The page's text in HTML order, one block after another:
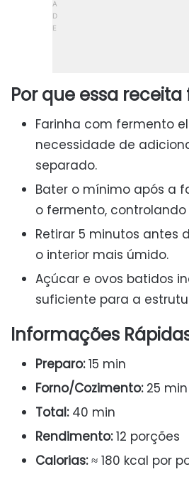
Por que essa
Farinha com fermento
necessidade de
separado.
Bater o mínimo após a
o fermento,
Retirar 5 minutos antes
o interior mais úmido.
Açúcar e ovos batidos
suficiente para a
Informações
Preparo:15 min
Forno/Cozimento:25 min
Total:40 min
Rendimento:12 porções
Calorias:≈ 180 kcal por